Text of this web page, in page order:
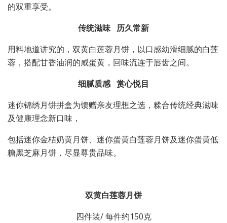
的双重享受。
传统滋味 历久常新
用料地道讲究的，双黄白莲蓉月饼，以口感幼滑细腻的白莲
蓉，搭配甘香油润的咸蛋黄，回味流连于唇齿之间。
细腻质感 赏心悦目
迷你锦绣月饼拼盒为馈赠亲友理想之选，糅合传统经典滋味
及健康理念新口味，
包括迷你金桔奶黄月饼、迷你蛋黄白莲蓉月饼及迷你蛋黄低
糖黑芝麻月饼，尽显尊贵品味。
双黄白莲蓉月饼
四件装/ 每件约150克